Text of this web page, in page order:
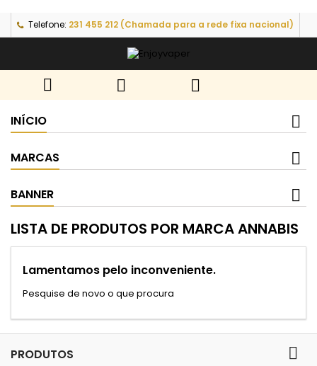
Telefone: 231 455 212 (Chamada para a rede fixa nacional)
  
INÍCIO
MARCAS
BANNER
LISTA DE PRODUTOS POR MARCA ANNABIS
Lamentamos pelo inconveniente.
Pesquise de novo o que procura
PRODUTOS 